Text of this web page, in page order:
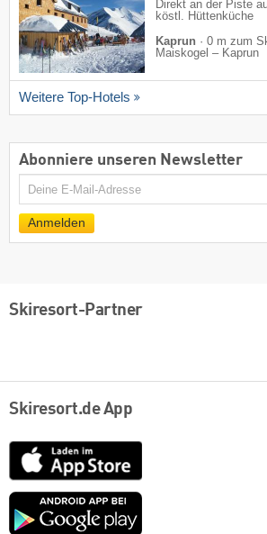
Direkt an der Piste
köstl. Hüttenküche
Kaprun · 0 m zum
Maiskogel – Kaprun
Weitere Top-Hotels
Abonniere unseren Newsletter
E-
Anmelden
Skiresort-Partner
Skiresort.de App
App
Store
Google